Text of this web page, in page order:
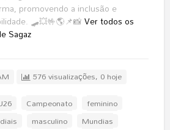
promovendo a inclusão e
🛹💥🤟🌎📌📸Ver todos os
Sagaz
576 visualizações, 0 hoje
Campeonato
feminino
masculino
Mundias